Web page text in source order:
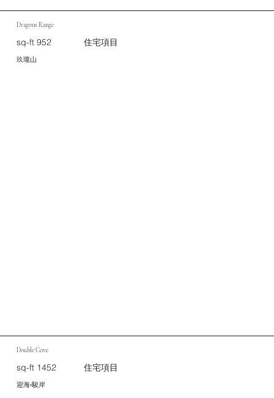
Dragons Range
sq-ft 952 住宅項目
玖瓏山
Double Cove
sq-ft 1452 住宅項目
迎海•駿岸